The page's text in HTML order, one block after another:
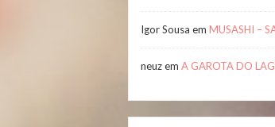
Igor Sousa em MUSASHI –
neuzem A GAROTA DO